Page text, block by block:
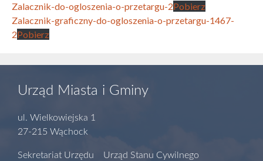
Zalacznik-do-ogloszenia-o-przetargu-2Pobierz
Zalacznik-graficzny-do-ogloszenia-o-przetargu-1467-
2Pobierz
Urząd Miasta i Gminy
ul. Wielkowiejska 1
27-215 Wąchock
Sekretariat Urzędu Urząd Stanu Cywilnego